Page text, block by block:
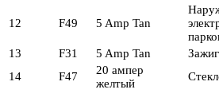
12 F49 5 Amp Tan
13
F31 5 Amp Tan
14
F47
20 ампер
желтый